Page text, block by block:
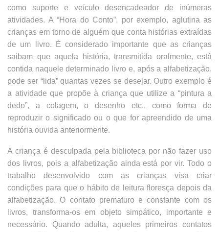
como suporte e veículo desencadeador de inúmeras
atividades. A “Hora do Conto”, por exemplo, aglutina as
crianças em torno de alguém que conta histórias extraídas
de um livro. É considerado importante que as crianças
saibam que aquela história, transmitida oralmente, está
contida naquele determinado livro e, após a alfabetização,
pode ser “lida” quantas vezes se desejar. Outro exemplo é
a atividade que propõe à criança que utilize a “pintura a
dedo”, a colagem, o desenho etc., como forma de
reproduzir o significado ou o que for apreendido de uma
história ouvida anteriormente.
A criança é desculpada pela biblioteca por não fazer uso
dos livros, pois a alfabetização ainda está por vir. Todo o
trabalho desenvolvido com as crianças visa criar
condições para que o hábito de leitura floresça depois da
alfabetização. O contato prematuro e constante com os
livros, transforma-os em objeto simpático, importante e
necessário. Quando adulta, aqueles primeiros contatos